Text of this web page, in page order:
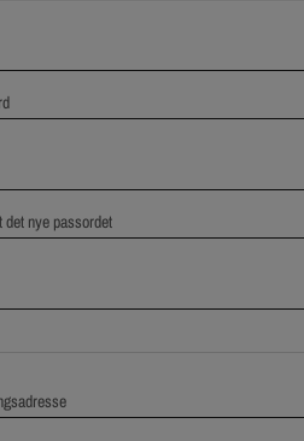
det nye passordet